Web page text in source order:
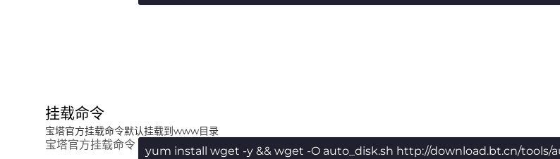
挂载命令
宝塔官方挂载命令默认挂载到www目录
宝塔官方挂载命令 yum install wget -y && wget -O auto_disk.sh http://download.bt.cn/tools/